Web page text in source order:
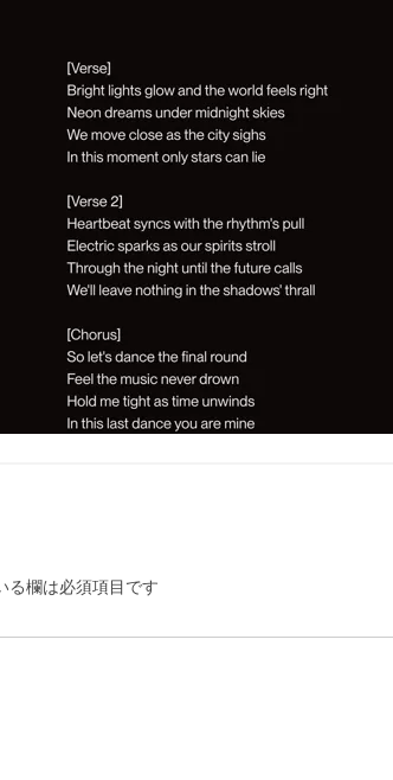
る欄は必須項目です